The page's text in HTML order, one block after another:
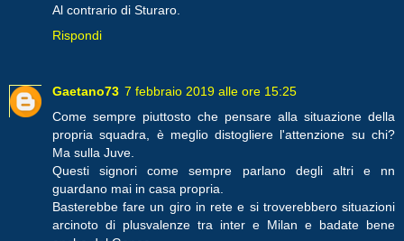
Al contrario di Sturaro.
Rispondi
Gaetano73 7 febbraio 2019 alle ore 15:25
Come sempre piuttosto che pensare alla situazione della
propria squadra, è meglio distogliere l'attenzione su chi?
Ma sulla Juve.
Questi signori come sempre parlano degli altri e nn
guardano mai in casa propria.
Basterebbe fare un giro in rete e si troverebbero situazioni
arcinoto di plusvalenze tra inter e Milan e badate bene